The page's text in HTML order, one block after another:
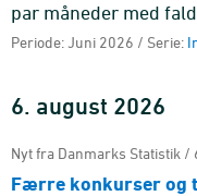
par måneder med
Periode: Juni 2026 / Serie:
6. august 2026
Nyt fra Danmarks Statistik /
Færre konkurser og